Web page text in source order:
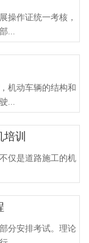
操作证统一考核，
...
机动车辆的结构和
...
训
仅是道路施工的机
分安排考试。理论